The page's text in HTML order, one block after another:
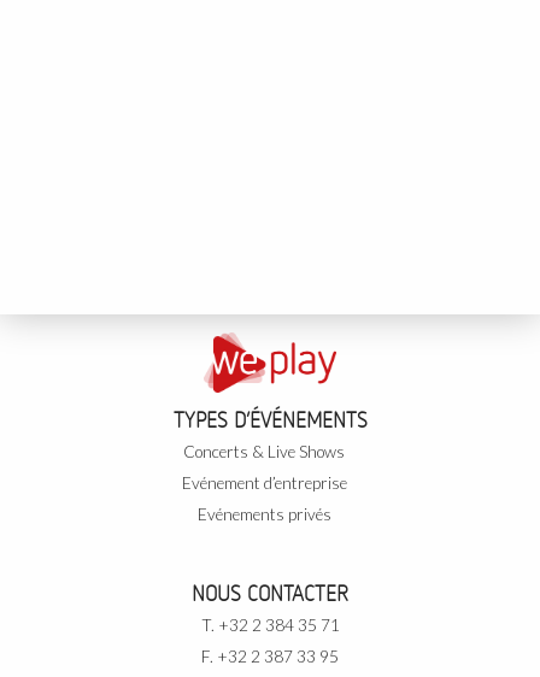
TYPES D’ÉVÉNEMENTS
Concerts & Live Shows
Evénement d’entreprise
Evénements privés
NOUS CONTACTER
T. +32 2 384 35 71
F. +32 2 387 33 95